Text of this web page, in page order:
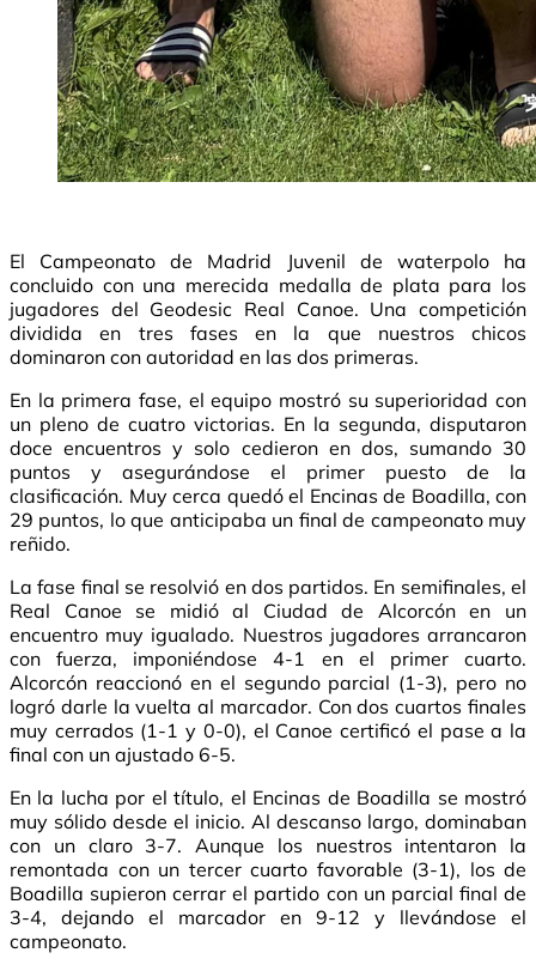
El Campeonato de Madrid Juvenil de waterpolo ha
concluido con una merecida medalla de plata para los
jugadores del Geodesic Real Canoe. Una competición
dividida en tres fases en la que nuestros chicos
dominaron con autoridad en las dos primeras.
En la primera fase, el equipo mostró su superioridad con
un pleno de cuatro victorias. En la segunda, disputaron
doce encuentros y solo cedieron en dos, sumando 30
puntos y asegurándose el primer puesto de la
clasificación. Muy cerca quedó el Encinas de Boadilla, con
29 puntos, lo que anticipaba un final de campeonato muy
reñido.
La fase final se resolvió en dos partidos. En semifinales, el
Real Canoe se midió al Ciudad de Alcorcón en un
encuentro muy igualado. Nuestros jugadores arrancaron
con fuerza, imponiéndose 4-1 en el primer cuarto.
Alcorcón reaccionó en el segundo parcial (1-3), pero no
logró darle la vuelta al marcador. Con dos cuartos finales
muy cerrados (1-1 y 0-0), el Canoe certificó el pase a la
final con un ajustado 6-5.
En la lucha por el título, el Encinas de Boadilla se mostró
muy sólido desde el inicio. Al descanso largo, dominaban
con un claro 3-7. Aunque los nuestros intentaron la
remontada con un tercer cuarto favorable (3-1), los de
Boadilla supieron cerrar el partido con un parcial final de
3-4, dejando el marcador en 9-12 y llevándose el
campeonato.